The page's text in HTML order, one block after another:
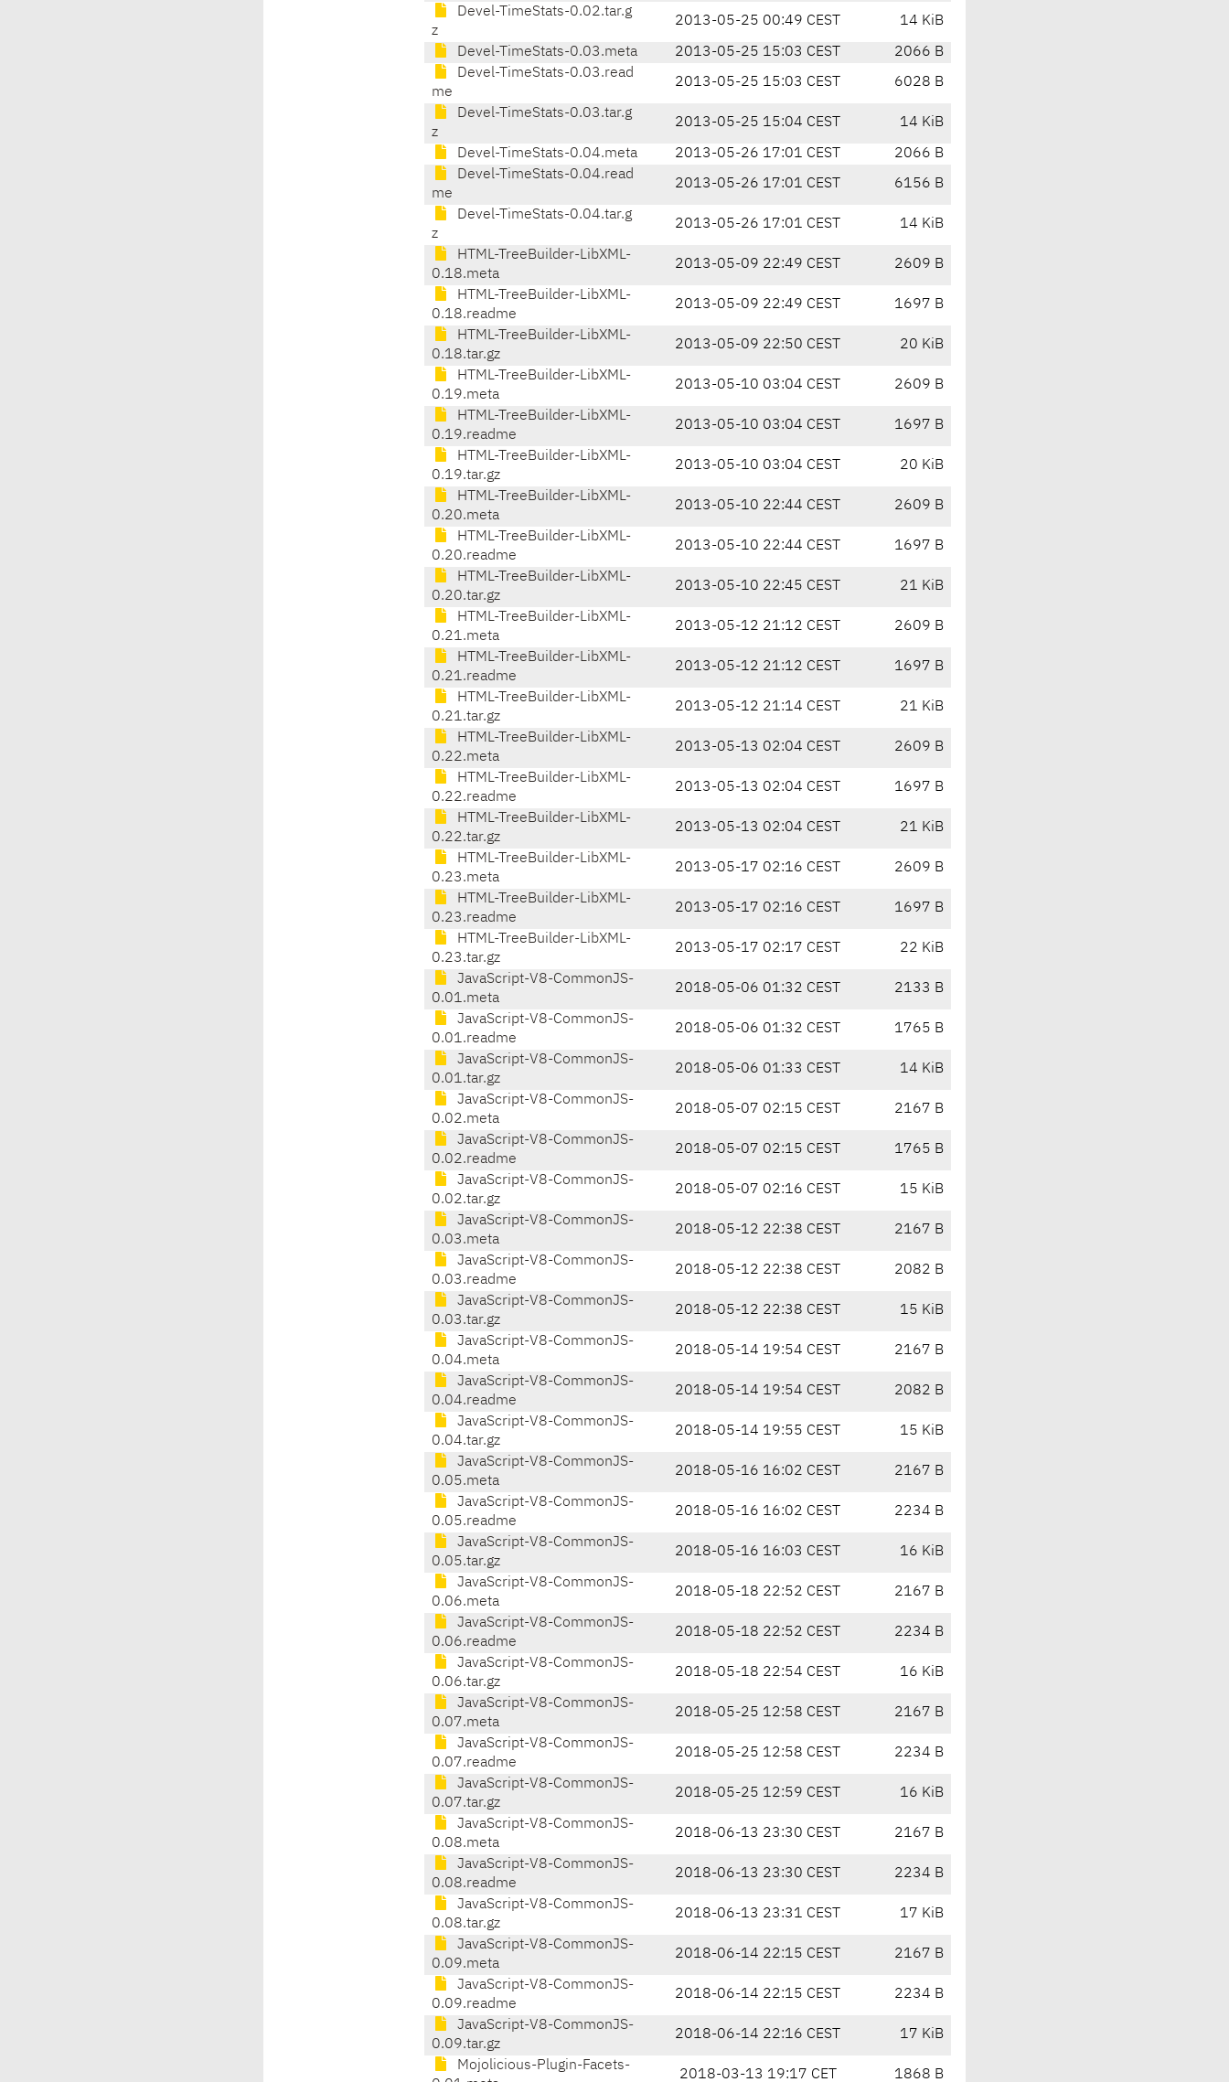
Devel-TimeStats-0.02.tar.g
z
2013-05-25 00:49 CEST 14 KiB
Devel-TimeStats-0.03.meta 2013-05-25 15:03 CEST
2066 B
Devel-TimeStats-0.03.read
me
2013-05-25 15:03 CEST 6028 B
Devel-TimeStats-0.03.tar.g
z
2013-05-25 15:04 CEST 14 KiB
Devel-TimeStats-0.04.meta 2013-05-26 17:01 CEST
2066 B
Devel-TimeStats-0.04.read
me
2013-05-26 17:01 CEST 6156 B
Devel-TimeStats-0.04.tar.g
z
2013-05-26 17:01 CEST 14 KiB
HTML-TreeBuilder-LibXML-
0.18.meta
2013-05-09 22:49 CEST 2609 B
HTML-TreeBuilder-LibXML-
0.18.readme
2013-05-09 22:49 CEST 1697 B
HTML-TreeBuilder-LibXML-
0.18.tar.gz
2013-05-09 22:50 CEST 20 KiB
HTML-TreeBuilder-LibXML-
0.19.meta
2013-05-10 03:04 CEST 2609 B
HTML-TreeBuilder-LibXML-
0.19.readme
2013-05-10 03:04 CEST 1697 B
HTML-TreeBuilder-LibXML-
0.19.tar.gz
2013-05-10 03:04 CEST 20 KiB
HTML-TreeBuilder-LibXML-
0.20.meta
2013-05-10 22:44 CEST 2609 B
HTML-TreeBuilder-LibXML-
0.20.readme
2013-05-10 22:44 CEST 1697 B
HTML-TreeBuilder-LibXML-
0.20.tar.gz
2013-05-10 22:45 CEST 21 KiB
HTML-TreeBuilder-LibXML-
0.21.meta
2013-05-12 21:12 CEST 2609 B
HTML-TreeBuilder-LibXML-
0.21.readme
2013-05-12 21:12 CEST 1697 B
HTML-TreeBuilder-LibXML-
0.21.tar.gz
2013-05-12 21:14 CEST 21 KiB
HTML-TreeBuilder-LibXML-
0.22.meta
2013-05-13 02:04 CEST 2609 B
HTML-TreeBuilder-LibXML-
0.22.readme
2013-05-13 02:04 CEST 1697 B
HTML-TreeBuilder-LibXML-
0.22.tar.gz
2013-05-13 02:04 CEST 21 KiB
HTML-TreeBuilder-LibXML-
0.23.meta
2013-05-17 02:16 CEST 2609 B
HTML-TreeBuilder-LibXML-
0.23.readme
2013-05-17 02:16 CEST 1697 B
HTML-TreeBuilder-LibXML-
0.23.tar.gz
2013-05-17 02:17 CEST 22 KiB
JavaScript-V8-CommonJS-
0.01.meta
2018-05-06 01:32 CEST 2133 B
JavaScript-V8-CommonJS-
0.01.readme
2018-05-06 01:32 CEST 1765 B
JavaScript-V8-CommonJS-
0.01.tar.gz
2018-05-06 01:33 CEST 14 KiB
JavaScript-V8-CommonJS-
0.02.meta
2018-05-07 02:15 CEST 2167 B
JavaScript-V8-CommonJS-
0.02.readme
2018-05-07 02:15 CEST 1765 B
JavaScript-V8-CommonJS-
0.02.tar.gz
2018-05-07 02:16 CEST 15 KiB
JavaScript-V8-CommonJS-
0.03.meta
2018-05-12 22:38 CEST 2167 B
JavaScript-V8-CommonJS-
0.03.readme
2018-05-12 22:38 CEST 2082 B
JavaScript-V8-CommonJS-
0.03.tar.gz
2018-05-12 22:38 CEST 15 KiB
JavaScript-V8-CommonJS-
0.04.meta
2018-05-14 19:54 CEST 2167 B
JavaScript-V8-CommonJS-
0.04.readme
2018-05-14 19:54 CEST 2082 B
JavaScript-V8-CommonJS-
0.04.tar.gz
2018-05-14 19:55 CEST 15 KiB
JavaScript-V8-CommonJS-
0.05.meta
2018-05-16 16:02 CEST 2167 B
JavaScript-V8-CommonJS-
0.05.readme
2018-05-16 16:02 CEST 2234 B
JavaScript-V8-CommonJS-
0.05.tar.gz
2018-05-16 16:03 CEST 16 KiB
JavaScript-V8-CommonJS-
0.06.meta
2018-05-18 22:52 CEST 2167 B
JavaScript-V8-CommonJS-
0.06.readme
2018-05-18 22:52 CEST 2234 B
JavaScript-V8-CommonJS-
0.06.tar.gz
2018-05-18 22:54 CEST 16 KiB
JavaScript-V8-CommonJS-
0.07.meta
2018-05-25 12:58 CEST 2167 B
JavaScript-V8-CommonJS-
0.07.readme
2018-05-25 12:58 CEST 2234 B
JavaScript-V8-CommonJS-
0.07.tar.gz
2018-05-25 12:59 CEST 16 KiB
JavaScript-V8-CommonJS-
0.08.meta
2018-06-13 23:30 CEST 2167 B
JavaScript-V8-CommonJS-
0.08.readme
2018-06-13 23:30 CEST 2234 B
JavaScript-V8-CommonJS-
0.08.tar.gz
2018-06-13 23:31 CEST 17 KiB
JavaScript-V8-CommonJS-
0.09.meta
2018-06-14 22:15 CEST 2167 B
JavaScript-V8-CommonJS-
0.09.readme
2018-06-14 22:15 CEST 2234 B
JavaScript-V8-CommonJS-
0.09.tar.gz
2018-06-14 22:16 CEST 17 KiB
Mojolicious-Plugin-Facets-
2018-03-13 19:17 CET 1868 B